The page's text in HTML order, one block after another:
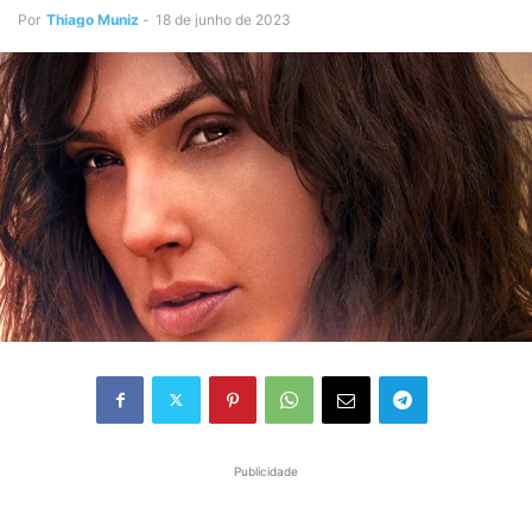
Por Thiago Muniz - 18 de junho de 2023
Publicidade